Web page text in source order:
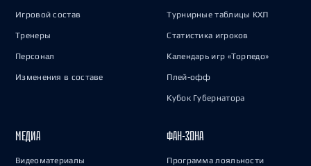
Игровой состав
Тренеры
Персонал
Изменения в составе
Турнирные таблицы КХЛ
Статистика игроков
Календарь игр «Торпедо»
Плей-офф
Кубок Губернатора
МЕДИА
Видеоматериалы
ФАН-ЗОНА
Программа лояльности